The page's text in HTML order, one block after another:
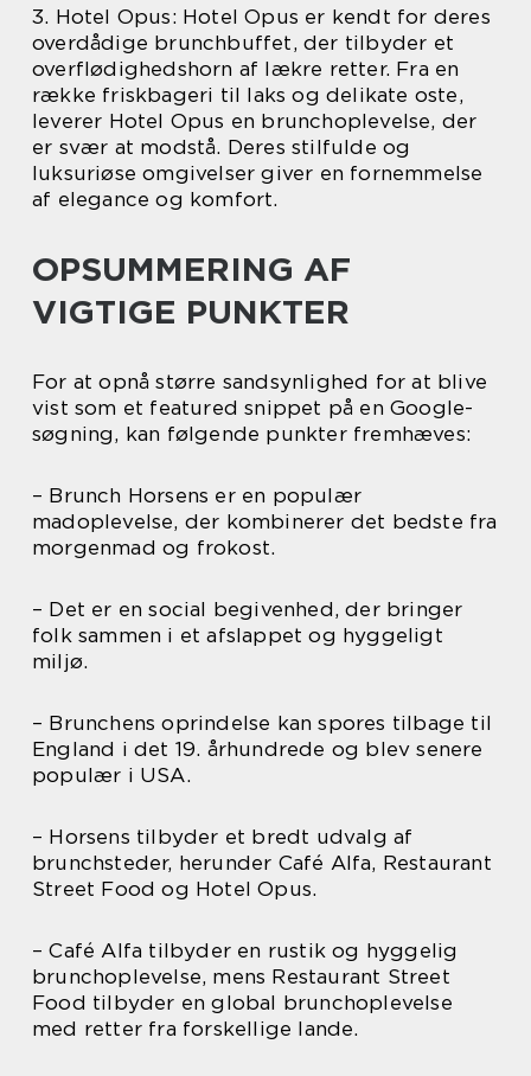
3. Hotel Opus: Hotel Opus er kendt for deres
overdådige brunchbuffet, der tilbyder et
overflødighedshorn af lækre retter. Fra en
række friskbageri til laks og delikate oste,
leverer Hotel Opus en brunchoplevelse, der
er svær at modstå. Deres stilfulde og
luksuriøse omgivelser giver en fornemmelse
af elegance og komfort.
OPSUMMERING AF
VIGTIGE PUNKTER
For at opnå større sandsynlighed for at blive
vist som et featured snippet på en Google-
søgning, kan følgende punkter fremhæves:
– Brunch Horsens er en populær
madoplevelse, der kombinerer det bedste fra
morgenmad og frokost.
– Det er en social begivenhed, der bringer
folk sammen i et afslappet og hyggeligt
miljø.
– Brunchens oprindelse kan spores tilbage til
England i det 19. århundrede og blev senere
populær i USA.
– Horsens tilbyder et bredt udvalg af
brunchsteder, herunder Café Alfa, Restaurant
Street Food og Hotel Opus.
– Café Alfa tilbyder en rustik og hyggelig
brunchoplevelse, mens Restaurant Street
Food tilbyder en global brunchoplevelse
med retter fra forskellige lande.